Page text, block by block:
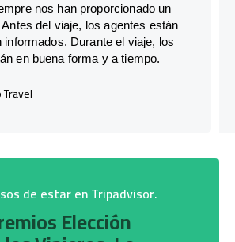
nos han proporcionado un
del viaje, los agentes están
informados. Durante el viaje, los
en buena forma y a tiempo.
de estar en Tripadvisor.
Elección